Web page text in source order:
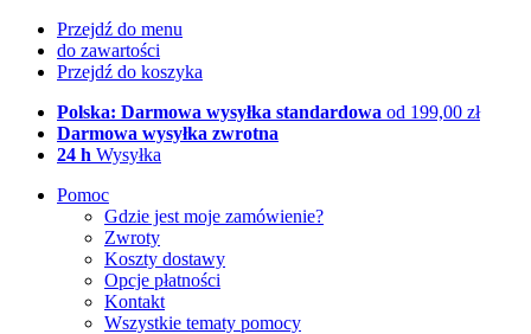
Przejdź do menu
do zawartości
Przejdź do koszyka
Polska: Darmowa wysyłka standardowa od 199,00 zł
Darmowa wysyłka zwrotna
24 h Wysyłka
Pomoc
Gdzie jest moje zamówienie?
Zwroty
Koszty dostawy
Opcje płatności
Kontakt
Wszystkie tematy pomocy